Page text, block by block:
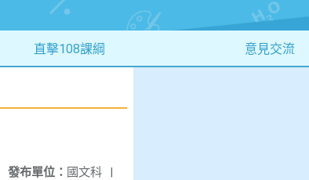
直擊108課綱 意見交流
發布單位： 國文科 |